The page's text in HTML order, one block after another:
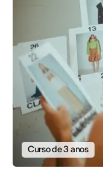
Curso de 3 anos